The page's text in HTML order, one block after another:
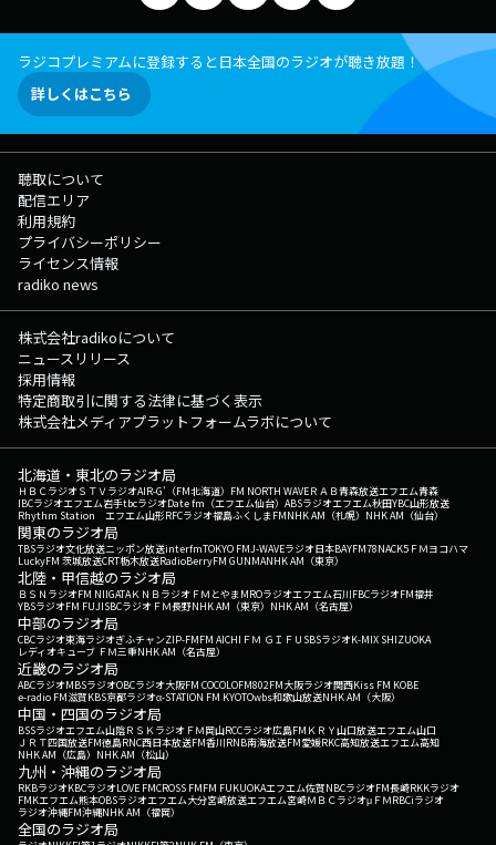
ラジコプレミアムに登録すると日本全国のラジオが聴き放題！
詳しくはこちら
聴取について
配信エリア
利用規約
プライバシーポリシー
ライセンス情報
radiko news
株式会社radikoについて
ニュースリリース
採用情報
特定商取引に関する法律に基づく表示
株式会社メディアプラットフォームラボについて
北海道・東北のラジオ局
ＨＢＣラジオＳＴＶラジオAIR-G'（FM北海道） FM NORTH WAVEＲＡＢ青森放送エフエム青森
IBCラジオエフエム岩手tbcラジオDate fm（エフエム仙台） ABSラジオエフエム秋田YBC山形放送
Rhythm Station エフエム山形RFCラジオ福島ふくしまFMNHK AM（札幌） NHK AM（仙台）
関東のラジオ局
TBSラジオ文化放送ニッポン放送interfmTOKYO FMJ-WAVEラジオ日本BAYFM78NACK5 ＦＭヨコハマ
LuckyFM 茨城放送CRT栃木放送RadioBerryFM GUNMANHK AM（東京）
北陸・甲信越のラジオ局
ＢＳＮラジオFM NIIGATAＫＮＢラジオ ＦＭとやまMROラジオエフエム石川FBCラジオFM福井
YBSラジオFM FUJISBCラジオ ＦＭ長野NHK AM（東京） NHK AM（名古屋）
中部のラジオ局
CBCラジオ東海ラジオぎふチャンZIP-FMFM AICHI ＦＭ ＧＩＦＵ SBSラジオK-MIX SHIZUOKA
レディオキューブ ＦＭ三重NHK AM（名古屋）
近畿のラジオ局
ABCラジオMBSラジオOBCラジオ大阪FM COCOLOFM802FM大阪ラジオ関西Kiss FM KOBE
e-radio FM滋賀KBS京都ラジオα-STATION FM KYOTOwbs和歌山放送NHK AM（大阪）
中国・四国のラジオ局
BSSラジオエフエム山陰ＲＳＫラジオ ＦＭ岡山RCCラジオ広島FM ＫＲＹ山口放送エフエム山口
ＪＲＴ四国放送FM徳島RNC西日本放送FM香川RNB南海放送FM愛媛RKC高知放送エフエム高知
NHK AM（広島） NHK AM（松山）
九州・沖縄のラジオ局
RKBラジオKBCラジオLOVE FMCROSS FMFM FUKUOKAエフエム佐賀NBCラジオFM長崎RKKラジオ
FMKエフエム熊本OBSラジオエフエム大分宮崎放送エフエム宮崎ＭＢＣラジオμＦＭRBCiラジオ
ラジオ沖縄FM沖縄NHK AM（福岡）
全国のラジオ局